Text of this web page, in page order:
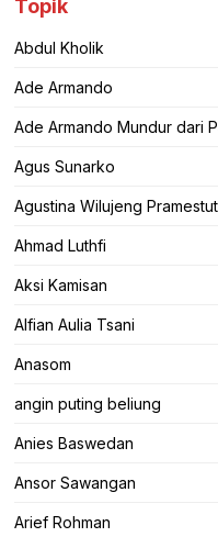
Topik
Abdul Kholik
Ade Armando
Ade Armando Mundur dari
Agus Sunarko
Agustina Wilujeng
Ahmad Luthfi
Aksi Kamisan
Alfian Aulia Tsani
Anasom
angin puting beliung
Anies Baswedan
Ansor Sawangan
Arief Rohman